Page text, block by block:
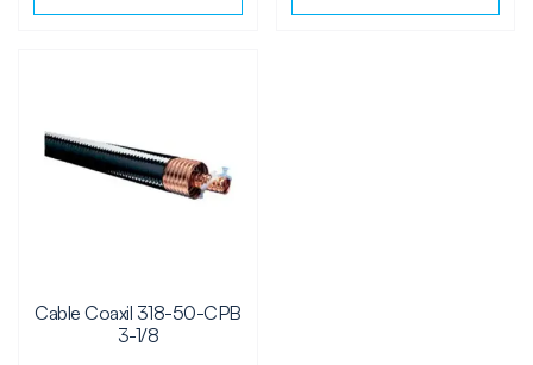
Cable Coaxil 318-50-CPB
3-1/8